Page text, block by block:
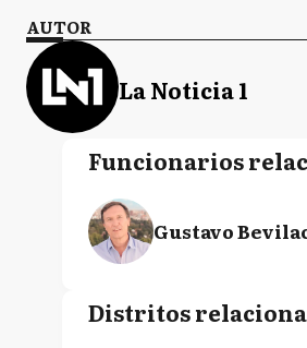
AUTOR
La Noticia 1
Funcionarios
Gustavo
Distritos